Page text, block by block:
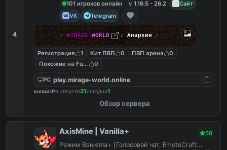
4
101 игроков онлайн
v 1.16.5 - 26.2
Сайт
VK
Telegram
✦ MIRAGE WORLD✦ ⚔ Анархия ✦
Регистрация 1 Кит ПВП 0 ПВП арена
0
Похожие на FunTime
0
PC play.mirage-world.online
копий IPв августе21сегодня1
Обзор сервера
AxisMine | Vanilla+ 58
Режим Ванилла+ [Голосовой чат, EmoteCraft,